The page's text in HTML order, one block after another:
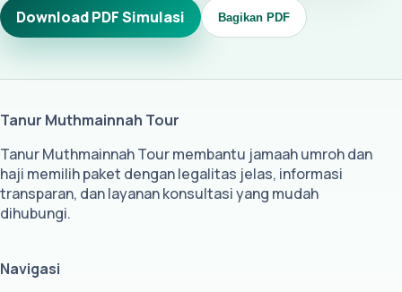
Download PDF Simulasi Bagikan PDF
Tanur Muthmainnah Tour
Tanur Muthmainnah Tour membantu jamaah umroh dan
haji memilih paket dengan legalitas jelas, informasi
transparan, dan layanan konsultasi yang mudah
dihubungi.
Navigasi